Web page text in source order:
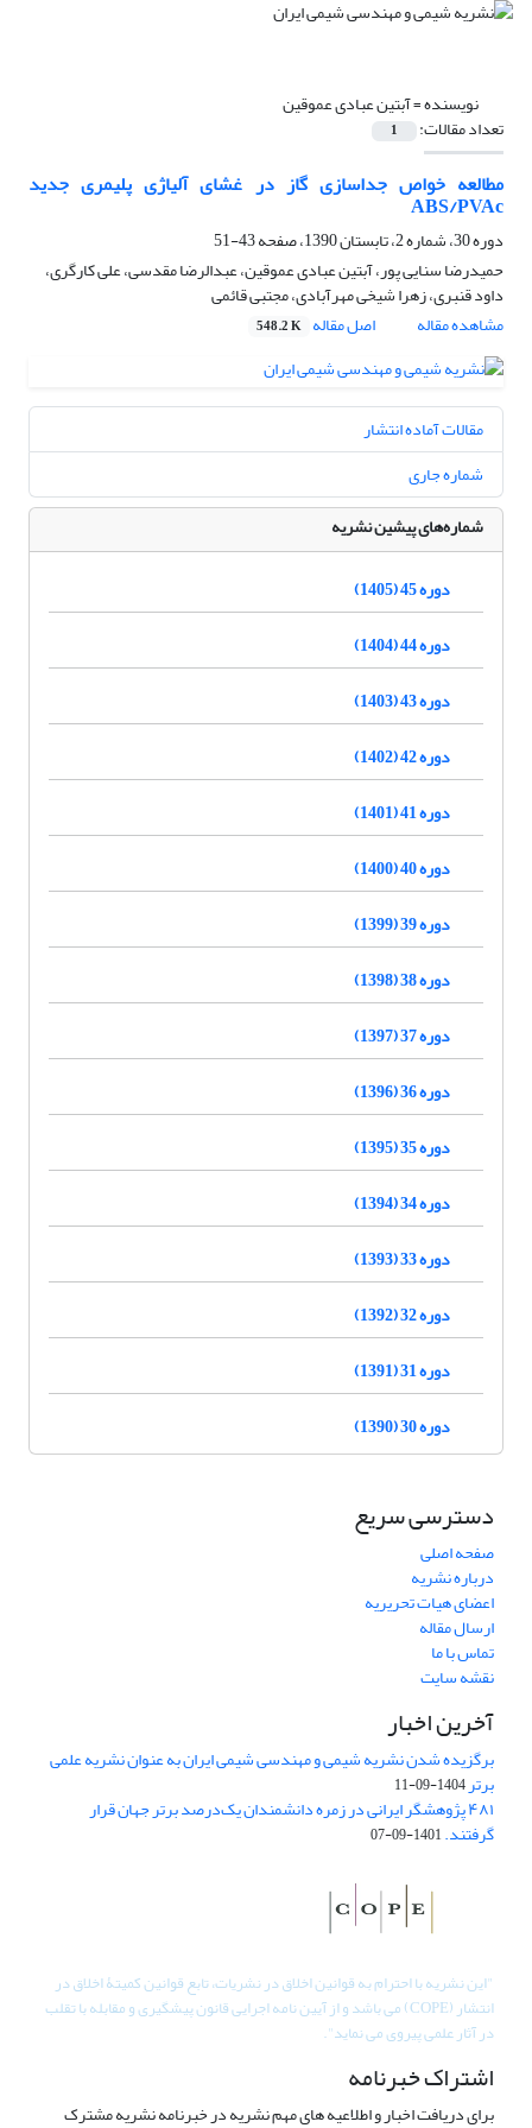
نویسنده =آبتین عبادی عموقین
تعداد مقالات: 1
مطالعه خواص جداسازی گاز در غشای آلیاژی پلیمری جدید
ABS/PVAc
دوره 30، شماره 2، تابستان 1390، صفحه
43-51
حمیدرضا سنایی پور، آبتین عبادی عموقین، عبدالرضا مقدسی، علی کارگری،
داود قنبری، زهرا شیخی مهرآبادی، مجتبی قائمی
مشاهده مقاله
اصل مقاله 548.2 K
مقالات آماده انتشار
شماره جاری
شماره‌های پیشین نشریه
دوره 45 (1405)
دوره 44 (1404)
دوره 43 (1403)
دوره 42 (1402)
دوره 41 (1401)
دوره 40 (1400)
دوره 39 (1399)
دوره 38 (1398)
دوره 37 (1397)
دوره 36 (1396)
دوره 35 (1395)
دوره 34 (1394)
دوره 33 (1393)
دوره 32 (1392)
دوره 31 (1391)
دوره 30 (1390)
دسترسی سریع
صفحه اصلی
درباره نشریه
اعضای هیات تحریریه
ارسال مقاله
تماس با ما
نقشه سایت
آخرین اخبار
برگزیده شدن نشریه شیمی و مهندسی شیمی ایران به عنوان نشریه علمی
برتر1404-09-11
۴۸۱ پژوهشگر ایرانی در زمره دانشمندان یک‌درصد برتر جهان قرار
گرفتند.1401-09-07
"این نشریه با احترام به قوانین اخلاق در نشریات، تابع قوانین کمیتۀ اخلاق در
انتشار (COPE) می باشد و از آیین نامه اجرایی قانون پیشگیری و مقابله با تقلب
در آثار علمی پیروی می نماید".
اشتراک خبرنامه
برای دریافت اخبار و اطلاعیه های مهم نشریه در خبرنامه نشریه مشترک